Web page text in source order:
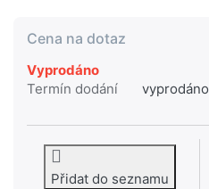
Cena na dotaz
Vyprodáno
Termín dodání
vyprodáno
Přidat do seznamu